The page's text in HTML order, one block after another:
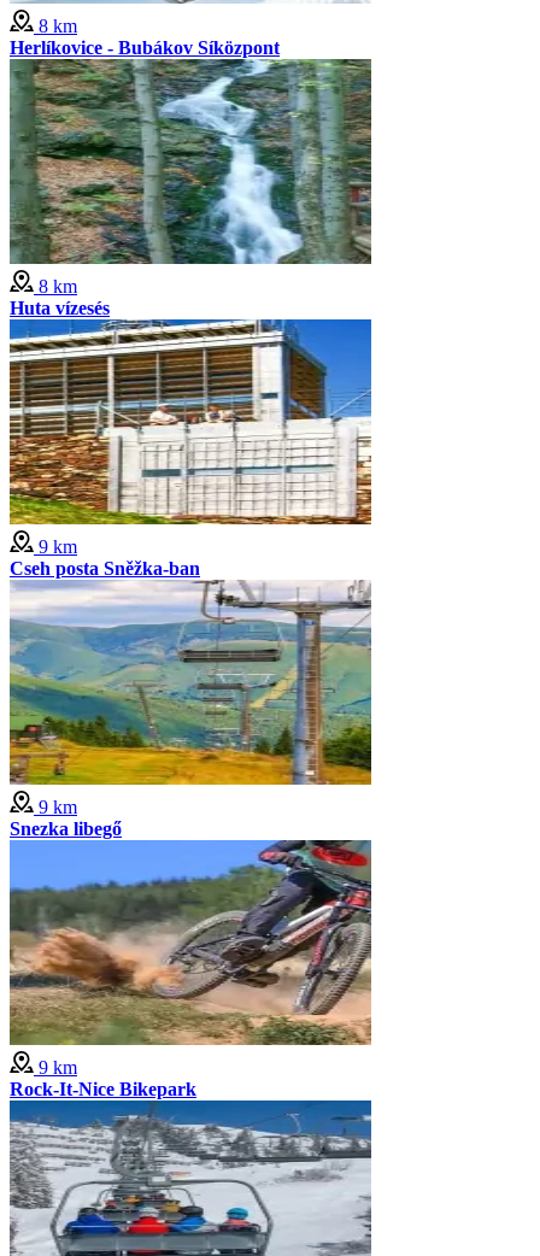
8 km
Herlíkovice - Bubákov Síközpont
8 km
Huta vízesés
9 km
Cseh posta Sněžka-ban
9 km
Snezka libegő
9 km
Rock-It-Nice Bikepark